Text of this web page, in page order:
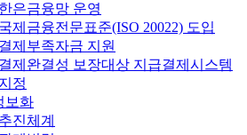
한은금융망 운영
국제금융전문표준(ISO 20022) 도입
결제부족자금 지원
결제완결성 보장대상 지급결제시스템
지정
보화
추진체계